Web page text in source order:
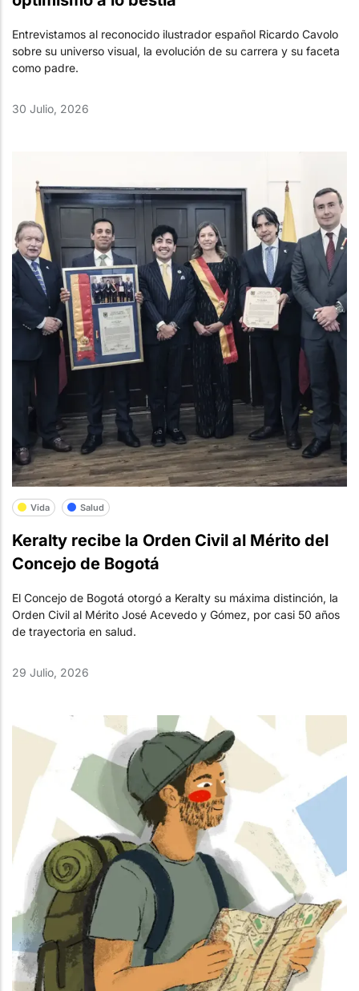
Entrevistamos al reconocido ilustrador español Ricardo Cavolo
sobre su universo visual, la evolución de su carrera y su faceta
como padre.
30 Julio, 2026
Vida Salud
Keralty recibe la Orden Civil al Mérito del
Concejo de Bogotá
El Concejo de Bogotá otorgó a Keralty su máxima distinción, la
Orden Civil al Mérito José Acevedo y Gómez, por casi 50 años
de trayectoria en salud.
29 Julio, 2026